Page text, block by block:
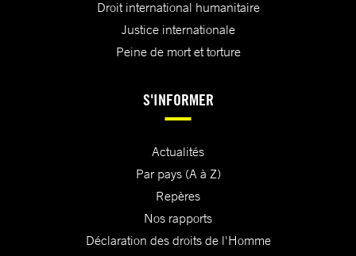
Droit international humanitaire
Justice internationale
Peine de mort et torture
S'INFORMER
Actualités
Par pays (A à Z)
Repères
Nos rapports
Déclaration des droits de l'Homme